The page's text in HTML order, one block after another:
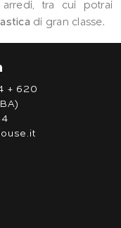
tra cui potrai
di gran classe.
+ 620